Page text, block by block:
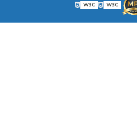
W3C
W3C